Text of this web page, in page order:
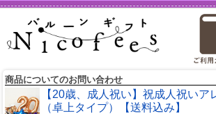
商品についてのお問い合わせ
【20歳、成人祝い】祝成人祝い
（卓上タイプ）【送料込み】